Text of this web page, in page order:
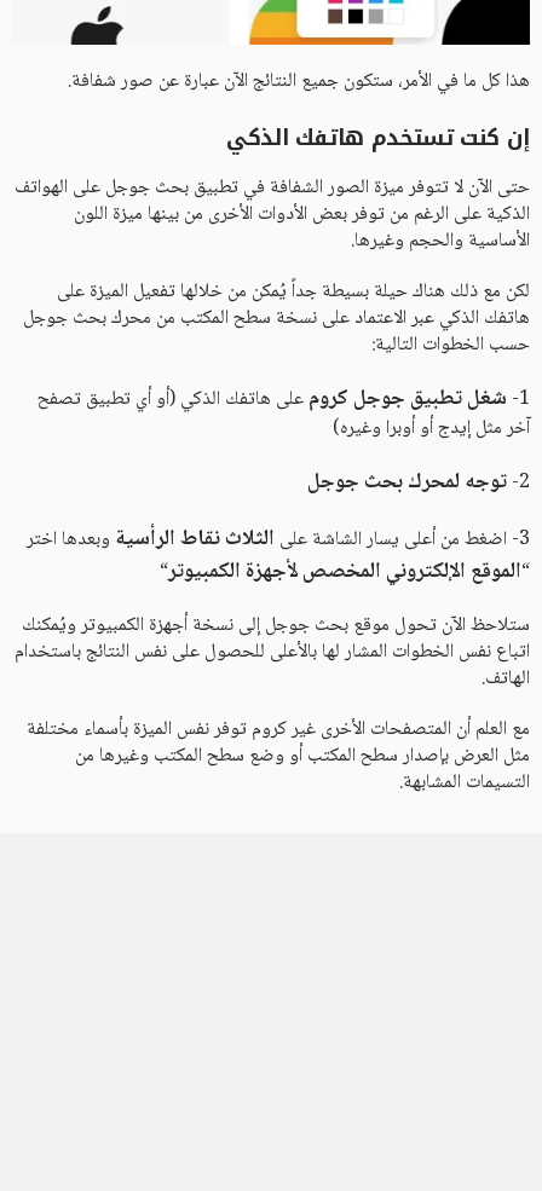
هذا كل ما في الأمر، ستكون جميع النتائج الآن عبارة عن صور شفافة.
إن كنت تستخدم هاتفك الذكي
حتى الآن لا تتوفر ميزة الصور الشفافة في تطبيق بحث جوجل على الهواتف
الذكية على الرغم من توفر بعض الأدوات الأخرى من بينها ميزة اللون
الأساسية والحجم وغيرها.
لكن مع ذلك هناك حيلة بسيطة جداً يُمكن من خلالها تفعيل الميزة على
هاتفك الذكي عبر الاعتماد على نسخة سطح المكتب من محرك بحث جوجل
حسب الخطوات التالية:
1- شغل تطبيق جوجل كرومعلى هاتفك الذكي (أو أي تطبيق تصفح
آخر مثل إيدج أو أوبرا وغيره)
2- توجه لمحرك بحث جوجل
3- اضغط من أعلى يسار الشاشة على الثلاث نقاط الرأسية وبعدها اختر
“الموقع الإلكتروني المخصص لأجهزة الكمبيوتر“
ستلاحظ الآن تحول موقع بحث جوجل إلى نسخة أجهزة الكمبيوتر ويُمكنك
اتباع نفس الخطوات المشار لها بالأعلى للحصول على نفس النتائج باستخدام
الهاتف.
مع العلم أن المتصفحات الأخرى غير كروم توفر نفس الميزة بأسماء مختلفة
مثل العرض بإصدار سطح المكتب أو وضع سطح المكتب وغيرها من
التسيمات المشابهة.